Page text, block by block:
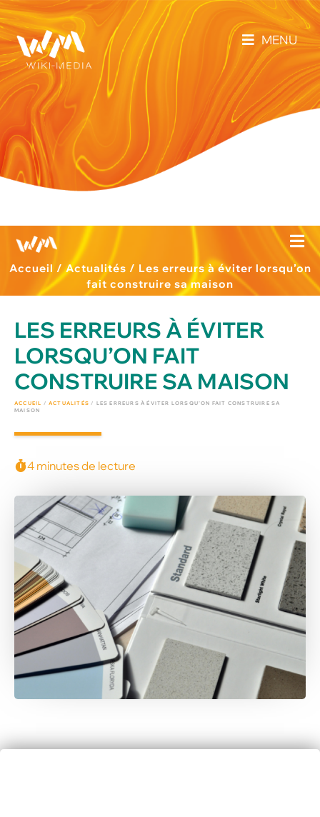
MENU
Accueil /Actualités / Les erreurs à éviter lorsqu’on
fait construire sa maison
LES ERREURS À ÉVITER
LORSQU’ON FAIT
CONSTRUIRE SA MAISON
ACCUEIL /ACTUALITÉS / LES ERREURS À ÉVITER LORSQU’ON FAIT CONSTRUIRE SA
MAISON
4 minutes de lecture